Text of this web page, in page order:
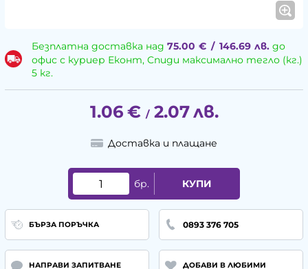
Безплатна доставка над 75.00 € / 146.69 лв.до
офис с куриер Еконт, Спиди максимално тегло (кг.)
5 кг.
1.06 € / 2.07лв.
Доставка и плащане
бр. КУПИ
БЪРЗА ПОРЪЧКА 0893 376 705
НАПРАВИ ЗАПИТВАНЕ ДОБАВИ В ЛЮБИМИ